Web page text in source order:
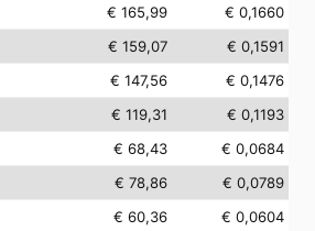
€ 165,99
€ 0,1660
€ 159,07
€ 0,1591
€ 147,56
€ 0,1476
€ 119,31
€ 0,1193
€ 68,43
€ 0,0684
€ 78,86
€ 0,0789
€ 60,36
€ 0,0604